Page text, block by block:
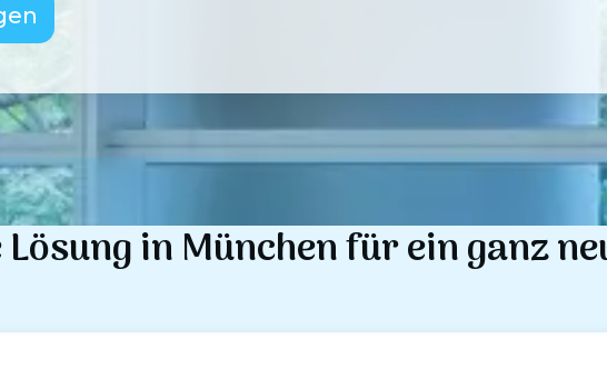
Lösung inMünchenfür ein ganz